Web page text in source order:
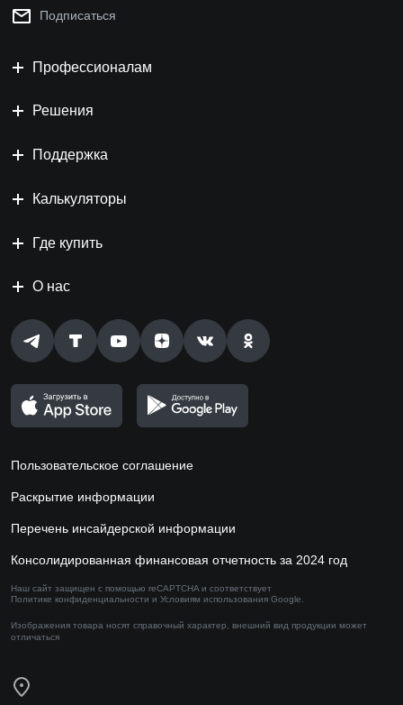
Подписаться
Профессионалам
Решения
Поддержка
Калькуляторы
Где купить
О нас
Пользовательское соглашение
Раскрытие информации
Перечень инсайдерской информации
Консолидированная финансовая отчетность за 2024 год
Наш сайт защищен с помощью reCAPTCHA и соответствует
Политике конфиденциальности и Условиям использования Google.
Изображения товара носят справочный характер, внешний вид продукции может
отличаться